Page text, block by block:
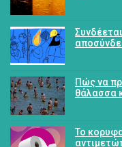
Πώς να
θάλασσα
Το